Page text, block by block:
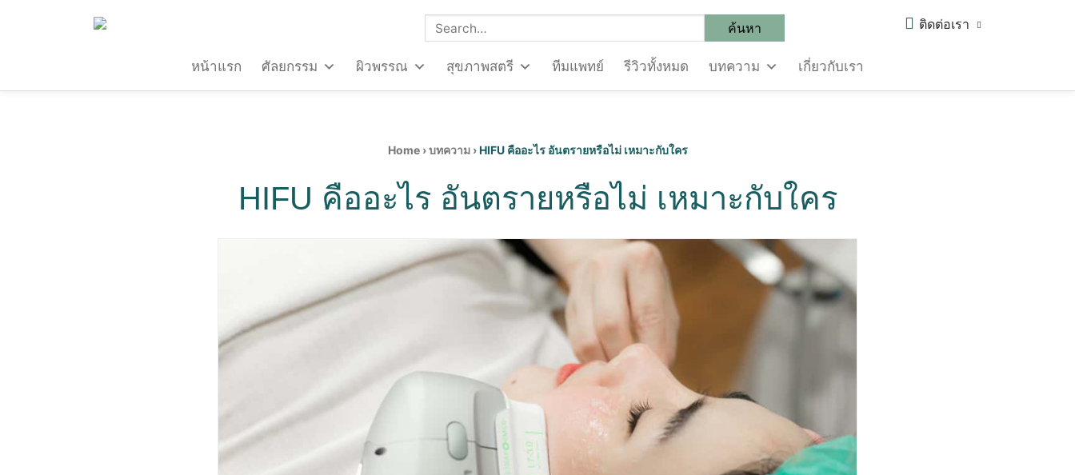
ติดต่อเรา
ค้นหา
หน้าแรก ศัลยกรรม ผิวพรรณ สุขภาพสตรี ทีมแพทย์ รีวิวทั้งหมด บทความ เกี่ยวกับเรา
Home›บทความ›HIFU คืออะไร อันตรายหรือไม่ เหมาะกับใคร
HIFU คืออะไร อันตรายหรือไม่ เหมาะกับใคร